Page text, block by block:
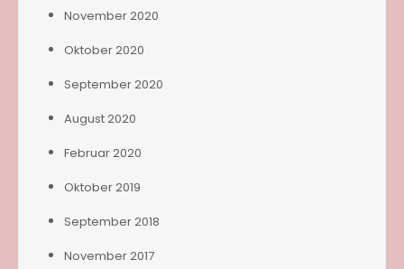
November 2020
Oktober 2020
September 2020
August 2020
Februar 2020
Oktober 2019
September 2018
November 2017